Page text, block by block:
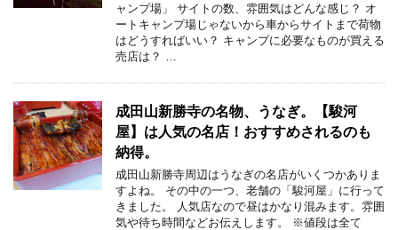
ャンプ場」 サイトの数、雰囲気はどんな感じ？ オ
ートキャンプ場じゃないから車からサイトまで荷物
はどうすればいい？ キャンプに必要なものが買える
売店は？ …
成田山新勝寺の名物、うなぎ。【駿河
屋】は人気の名店！おすすめされるのも
納得。
成田山新勝寺周辺はうなぎの名店がいくつかありま
すよね。 その中の一つ、老舗の「駿河屋」に行って
きました。 人気店なので昼はかなり混みます。雰囲
気や待ち時間などお伝えします。 ※値段は全て